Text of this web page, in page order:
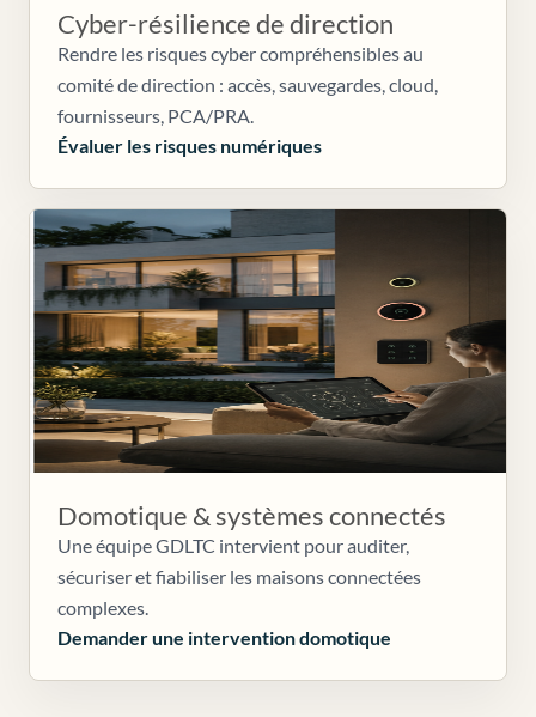
Cyber-résilience de direction
Rendre les risques cyber compréhensibles au
comité de direction : accès, sauvegardes, cloud,
fournisseurs, PCA/PRA.
Évaluer les risques numériques
Domotique & systèmes connectés
Une équipe GDLTC intervient pour auditer,
sécuriser et fiabiliser les maisons connectées
complexes.
Demander une intervention domotique